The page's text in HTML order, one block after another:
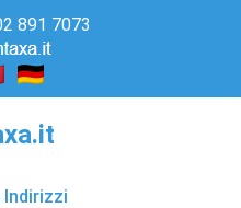
891 7073
xa.it
Indirizzi